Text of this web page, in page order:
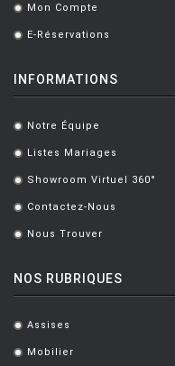
. Mon Compte
. E-Réservations
INFORMATIONS
. Notre Équipe
. Listes Mariages
. Showroom Virtuel 360°
. Contactez-Nous
. Nous Trouver
NOS RUBRIQUES
. Assises
. Mobilier